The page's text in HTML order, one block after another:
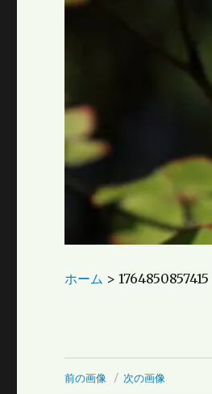
ホーム >1764850857415
前の画像 次の画像